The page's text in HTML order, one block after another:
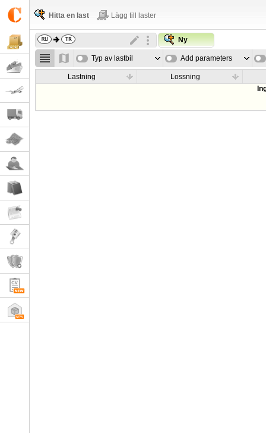
Hitta en last Lägg till laster
Ny
Typ av lastbil Add parameters
Lastning
Lossning